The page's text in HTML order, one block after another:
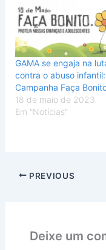
GAMA se engaja na
contra o abuso infantil:
Campanha Faça
18 de maio de 2023
Em "Notícias"
PREVIOUS
Deixe um